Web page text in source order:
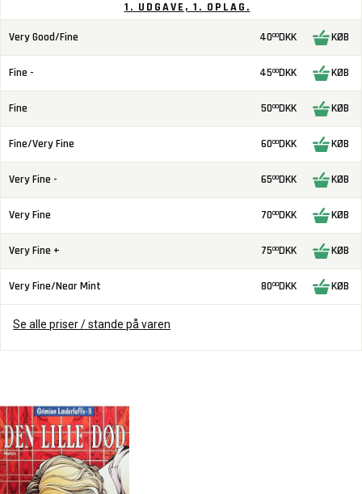
1. UDGAVE, 1. OPLAG.
Very Good/Fine 4000DKK KØB
Fine - 4500DKK KØB
Fine 5000DKK KØB
Fine/Very Fine 6000DKK KØB
Very Fine - 6500DKK KØB
Very Fine 7000DKK KØB
Very Fine + 7500DKK KØB
Very Fine/Near Mint 8000DKK KØB
Se alle priser / stande på varen